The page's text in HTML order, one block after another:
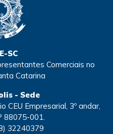
SC
Comerciais no
Catarina
- Sede
CEU Empresarial, 3º andar,
88075-001.
32240379